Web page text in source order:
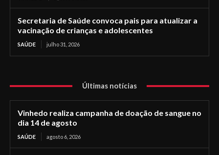
Secretaria de Saúde convoca pais para atualizar a
vacinação de crianças e adolescentes
SAÚDE julho 31, 2026
Últimas notícias
Vinhedo realiza campanha de doação de sangue no
dia 14 de agosto
SAÚDE agosto 6, 2026